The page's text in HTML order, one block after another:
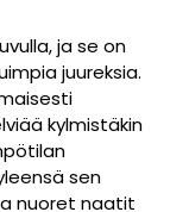
ja se on
juureksia.
kylmistäkin
sen
nuoret naatit